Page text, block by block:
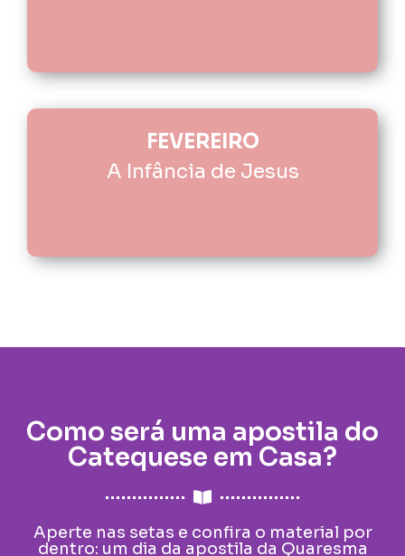
FEVEREIRO
A Infância de Jesus
Como será uma apostila do
Catequese em Casa?
Aperte nas setas e confira o material por
dentro: um dia da apostila da Quaresma